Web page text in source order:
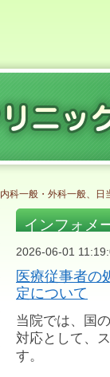
科一般・外科一般、
インフォメ
2026-06-01
医療従事者の
定について
当院では、国
対応として、
す。